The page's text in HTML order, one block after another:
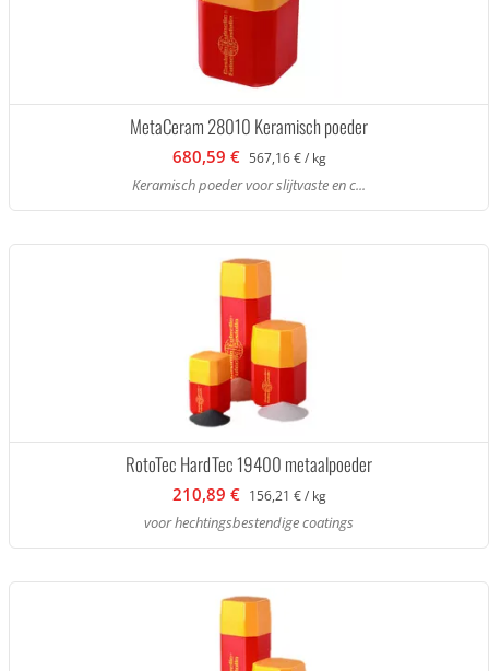
MetaCeram 28010 Keramisch poeder
680,59 € 567,16 € / kg
Keramisch poeder voor slijtvaste en c...
RotoTec HardTec 19400 metaalpoeder
210,89 € 156,21 € / kg
voor hechtingsbestendige coatings